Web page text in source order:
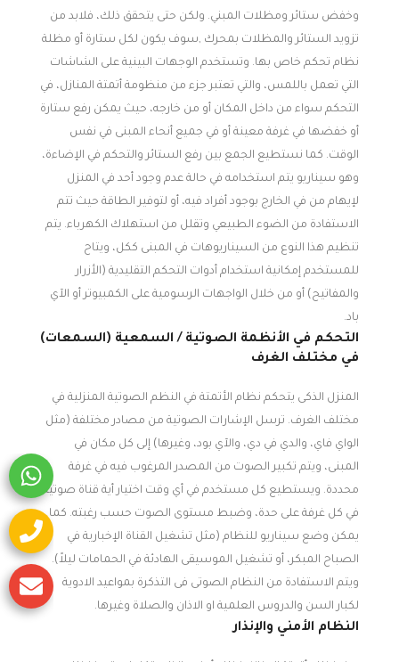
وخفض ستائر ومظلات المبني. ولكن حتى يتحقق ذلك، فلابد من
تزويد الستائر والمظلات بمحرك ,سوف يكون لكل ستارة أو مظلة
نظام تحكم خاص بها. وتستخدم الوجهات البينية على الشاشات
التي تعمل باللمس، والتي تعتبر جزء من منظومة أتمتة المنازل، في
التحكم سواء من داخل المكان أو من خارجه، حيث يمكن رفع ستارة
أو خفضها في غرفة معينة أو في جميع أنحاء المبنى في نفس
الوقت. كما نستطيع الجمع بين رفع الستائر والتحكم في الإضاءة،
وهو سيناريو يتم استخدامه في حالة عدم وجود أحد في المنزل
لإيهام من في الخارج بوجود أفراد فيه، أو لتوفير الطاقة حيث تتم
الاستفادة من الضوء الطبيعي وتقلل من استهلاك الكهرباء. يتم
تنظيم هذا النوع من السيناريوهات في المبنى ككل، ويتاح
للمستخدم إمكانية استخدام أدوات التحكم التقليدية (الأزرار
والمفاتيح) أو من خلال الواجهات الرسومية على الكمبيوتر أو الآي
باد.
التحكم في الأنظمة الصوتية / السمعية (السمعات)
في مختلف الغرف
المنزل الذكى يتحكم نظام الأتمتة في النظم الصوتية المنزلية في
مختلف الغرف. ترسل الإشارات الصوتية من مصادر مختلفة (مثل
الواي فاي، والدي في دي، والآي بود، وغيرها) إلى كل مكان في
المبنى، ويتم تكبير الصوت من المصدر المرغوب فيه في غرفة
محددة. ويستطيع كل مستخدم في أي وقت اختيار أية قناة صوتية
في كل غرفة على حدة، وضبط مستوى الصوت حسب رغبته. كما
يمكن وضع سيناريو للنظام (مثل تشغيل القناة الإخبارية في
الصباح المبكر، أو تشغيل الموسيقى الهادئة في الحمامات ليلاً).
ويتم الاستفادة من النظام الصوتى فى التذكرة بمواعيد الادوية
لكبار السن والدروس العلمية او الاذان والصلاة وغيرها.
النظام الأمني والإنذار